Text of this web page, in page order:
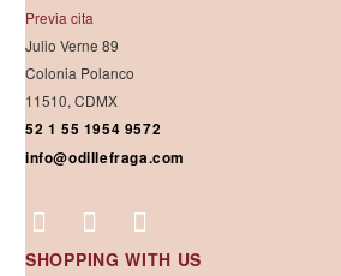
Previa cita
Julio Verne 89
Colonia Polanco
11510, CDMX
52 1 55 1954 9572
info@odillefraga.com
SHOPPING WITH US